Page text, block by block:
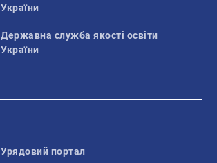
України
Державна служба якості освіти
України
Урядовий портал